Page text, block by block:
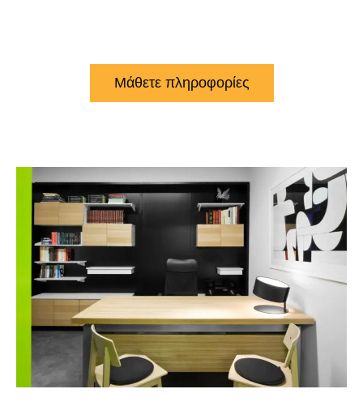
Μάθετε πληροφορίες